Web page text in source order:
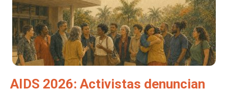
AIDS 2026: Activistas denuncian